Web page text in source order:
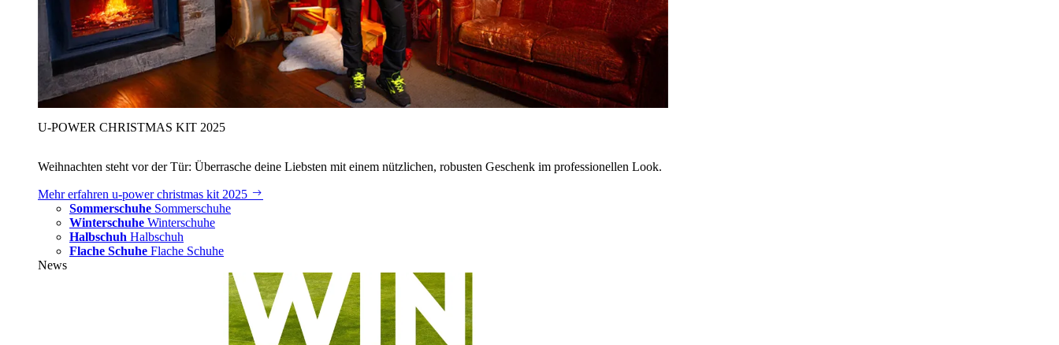
U‑POWER CHRISTMAS KIT 2025
Weihnachten steht vor der Tür: Überrasche deine Liebsten mit einem nützlichen, robusten Geschenk im professionellen Look.
Mehr erfahren u‑power christmas kit 2025
Sommerschuhe Sommerschuhe
Winterschuhe Winterschuhe
Halbschuh Halbschuh
Flache Schuhe Flache Schuhe
News